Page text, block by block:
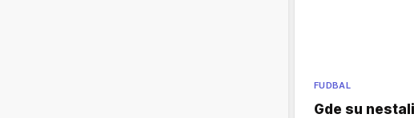
FUDBAL
Gde su